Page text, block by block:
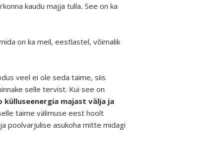
kaudu majja tulla. See on ka
on ka meil, eestlastel, võimalik
veel ei ole seda taime, siis
selle tervist. Kui see on
külluseenergia majast välja ja
taime välimuse eest hoolt
poolvarjulise asukoha mitte midagi